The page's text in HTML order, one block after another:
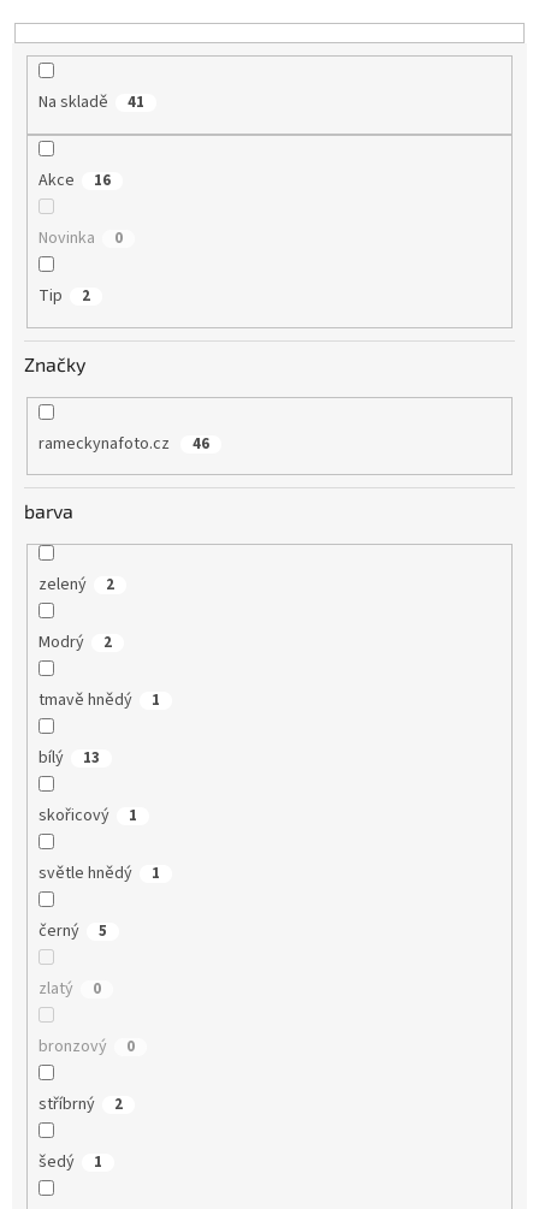
k
t
Na skladě 41
Akce 16
Novinka 0
Tip 2
Značky
rameckynafoto.cz 46
barva
zelený 2
Modrý 2
tmavě hnědý 1
bílý 13
skořicový 1
světle hnědý 1
černý 5
zlatý 0
bronzový 0
stříbrný 2
šedý 1